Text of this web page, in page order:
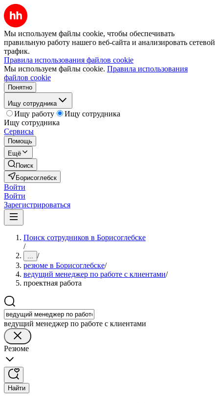
Мы используем файлы cookie, чтобы обеспечивать
правильную работу нашего веб-сайта и анализировать сетевой
трафик.
Правила использования файлов cookie
Мы используем файлы cookie. Правила использования
файлов cookie
Понятно
Ищу сотрудника
Ищу работу
Ищу сотрудника
Ищу сотрудника
Сервисы
Помощь
Ещё
Поиск
Борисоглебск
Войти
Войти
Зарегистрироваться
Поиск сотрудников в Борисоглебске
/
... /
резюме в Борисоглебске/
ведущий менеджер по работе с клиентами/
проектная работа
ведущий менеджер по работе с клиентами
Резюме
Найти